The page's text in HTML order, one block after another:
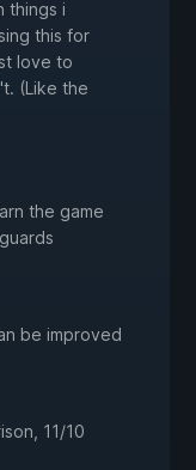
things i
this for
love to
(Like the
the game
be improved
11/10